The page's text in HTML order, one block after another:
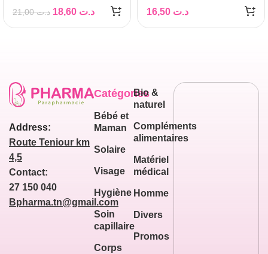
د.ت21,00 د.ت
BLANCHEUR
SENSIBILITE 75 ML
د.ت
Address:
Route Teniour km
4,5
Contact:
27 150 040
Bpharma.tn@gmail.com
Catégories
Bébé et
Maman
Solaire
Visage
Hygiène
Soin
capillaire
Corps
Bio &
naturel
Compléments
alimentaires
Matériel
médical
Homme
Divers
Promos